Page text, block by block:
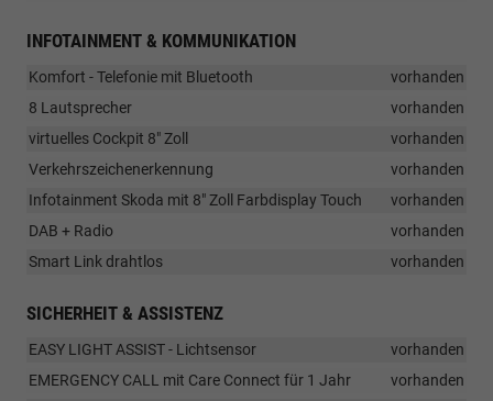
INFOTAINMENT & KOMMUNIKATION
Komfort - Telefonie mit Bluetooth
vorhanden
8 Lautsprecher
vorhanden
virtuelles Cockpit 8" Zoll
vorhanden
Verkehrszeichenerkennung
vorhanden
Infotainment Skoda mit 8" Zoll Farbdisplay Touch
vorhanden
DAB + Radio
vorhanden
Smart Link drahtlos
vorhanden
SICHERHEIT & ASSISTENZ
EASY LIGHT ASSIST - Lichtsensor
vorhanden
EMERGENCY CALL mit Care Connect für 1 Jahr
vorhanden